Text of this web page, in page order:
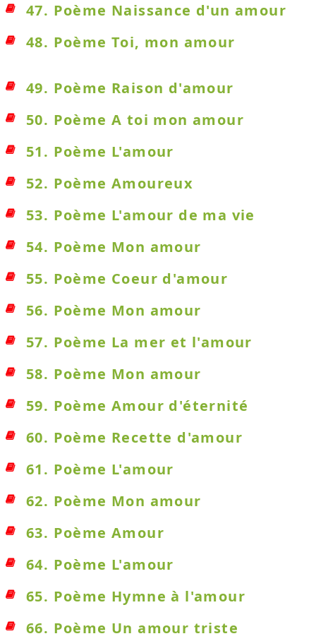
47. Poème Naissance d'un amour
48. Poème Toi, mon amour
49. Poème Raison d'amour
50. Poème A toi mon amour
51. Poème L'amour
52. Poème Amoureux
53. Poème L'amour de ma vie
54. Poème Mon amour
55. Poème Coeur d'amour
56. Poème Mon amour
57. Poème La mer et l'amour
58. Poème Mon amour
59. Poème Amour d'éternité
60. Poème Recette d'amour
61. Poème L'amour
62. Poème Mon amour
63. Poème Amour
64. Poème L'amour
65. Poème Hymne à l'amour
66. Poème Un amour triste